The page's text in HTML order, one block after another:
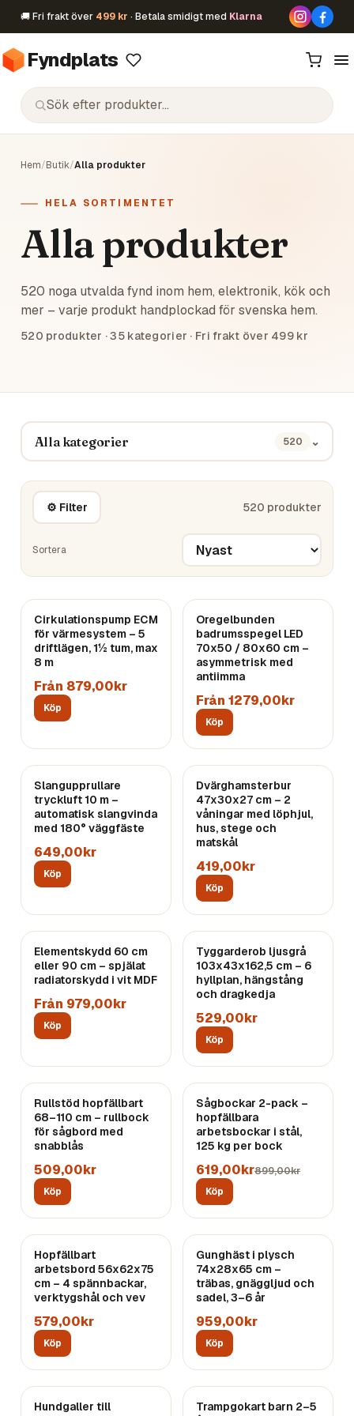
🚚 Fri frakt över 499 kr · Betala smidigt med Klarna
Fyndplats
Hem/Butik/Alla produkter
HELA SORTIMENTET
Alla produkter
520 noga utvalda fynd inom hem, elektronik, kök och
mer – varje produkt handplockad för svenska hem.
520 produkter ·35 kategorier · Fri frakt över 499 kr
Alla kategorier 520 ⌄
⚙ Filter 520 produkter
Sortera
Cirkulationspump ECM
för värmesystem – 5
driftlägen, 1½ tum, max
8 m
Från 879,00kr
Köp
Oregelbunden
badrumsspegel LED
70x50 / 80x60 cm –
asymmetrisk med
antiimma
Från 1279,00kr
Köp
Slangupprullare
tryckluft 10 m –
automatisk slangvinda
med 180° väggfäste
649,00kr
Köp
Dvärghamsterbur
47x30x27 cm – 2
våningar med löphjul,
hus, stege och
matskål
419,00kr
Köp
Elementskydd 60 cm
eller 90 cm – spjälat
radiatorskydd i vit MDF
Från 979,00kr
Köp
Tyggarderob ljusgrå
103x43x162,5 cm – 6
hyllplan, hängstång
och dragkedja
529,00kr
Köp
Rullstöd hopfällbart
68–110 cm – rullbock
för sågbord med
snabblås
509,00kr
Köp
REA
Sågbockar 2-pack –
hopfällbara
arbetsbockar i stål,
125 kg per bock
619,00kr899,00kr
Köp
Hopfällbart
arbetsbord 56x62x75
cm – 4 spännbackar,
verktygshål och vev
579,00kr
Köp
Gunghäst i plysch
74x28x65 cm –
träbas, gnäggljud och
sadel, 3–6 år
959,00kr
Köp
Hundgaller till
Trampgokart barn 2–5